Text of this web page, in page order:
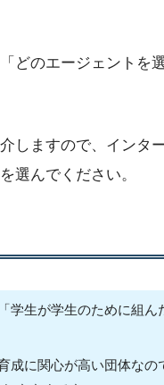
どのエージェントを
しますので、インタ
選んでください。
学生が学生のために組ん
成に関心が高い団体なの